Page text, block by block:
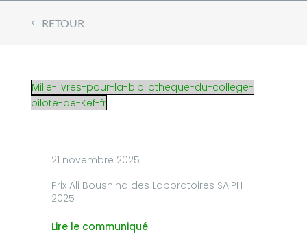
RETOUR
Mille-livres-pour-la-bibliotheque-du-college-
pilote-de-Kef-fr
21 novembre 2025
Prix Ali Bousnina des Laboratoires SAIPH
2025
Lire le communiqué